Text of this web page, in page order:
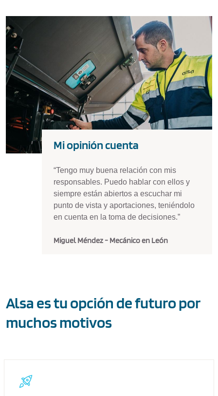
Mi opinión cuenta
“Tengo muy buena relación con mis
responsables. Puedo hablar con ellos y
siempre están abiertos a escuchar mi
punto de vista y aportaciones, teniéndolo
en cuenta en la toma de decisiones.”
Miguel Méndez - Mecánico en León
Alsa es tu opción de futuro por
muchos motivos